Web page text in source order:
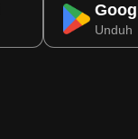
Unduh